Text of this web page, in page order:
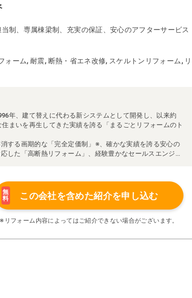
制、専属棟梁制、充実の保証、安心のアフターサービス
ォーム, 耐震, 断熱・省エネ改修, スケルトンリフォーム, リ
年、建て替えに代わる新システムとして開発し、以来約
まいを再生してきた実績を誇る「まるごとリフォームのト
する画期的な「完全定価制」※、確かな実績を誇る安心の
した「高断熱リフォーム」、経験豊かなセールスエンジニ
り高い施工品質を実現。
充実の保証、アフターサービス体制で工事後も安心です。
ちにお任せください！
限り着工後の追加費用はありません。
無
料
この会社を含めた紹介を申し込む
※リフォーム内容によってはご紹介できない場合がございます。